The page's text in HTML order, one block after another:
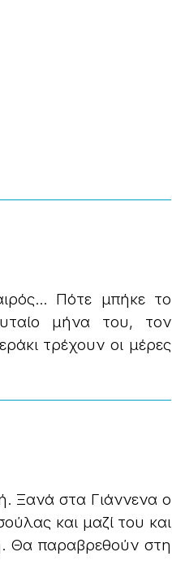
Πότε μπήκε το
μήνα του, τον
τρέχουν οι μέρες
Ξανά στα Γιάννενα ο
και μαζί του και
Θα παραβρεθούν στη